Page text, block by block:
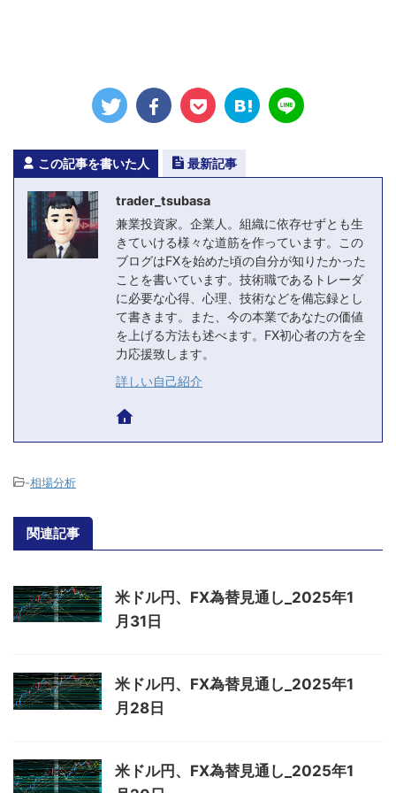
この記事を書いた人 最新記事
trader_tsubasa
兼業投資家。企業人。組織に依存せずとも生
きていける様々な道筋を作っています。この
ブログはFXを始めた頃の自分が知りたかった
ことを書いています。技術職であるトレーダ
に必要な心得、心理、技術などを備忘録とし
て書きます。また、今の本業であなたの価値
を上げる方法も述べます。FX初心者の方を全
力応援致します。
詳しい自己紹介
-相場分析
関連記事
米ドル円、FX為替見通し_2025年1
月31日
米ドル円、FX為替見通し_2025年1
月28日
米ドル円、FX為替見通し_2025年1